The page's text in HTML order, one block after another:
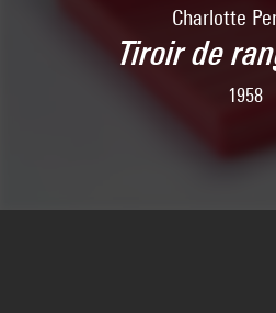
Charlotte
Tiroir de
1958